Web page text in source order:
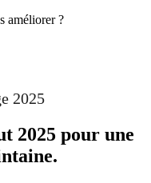
améliorer ?
2025
2025 pour une